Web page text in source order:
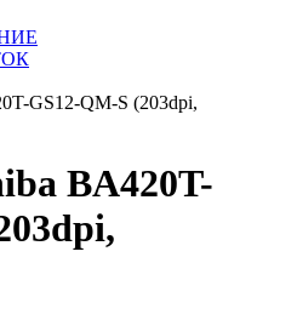
GS12-QM-S (203dpi,
BA420T-